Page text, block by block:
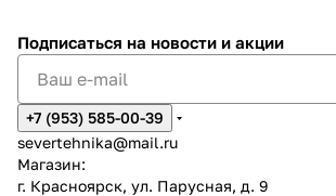
Подписаться на новости и акции
+7 (953) 585-00-39
severtehnika@mail.ru
Магазин:
г. Красноярск, ул. Парусная, д. 9